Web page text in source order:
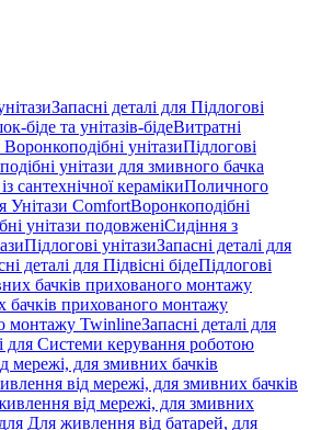
Запасні деталі для Підлогові
біде та унітазів-бідеВитратні
Воронкоподібні унітазиПідлогові
унітази для змивного бачка
сантехнічної керамікиПоличного
Унітази ComfortВоронкоподібні
унітази подовженіСидіння з
Підлогові унітазиЗапасні деталі для
деталі для Підвісні бідеПідлогові
бачків прихованого монтажу
бачків прихованого монтажу
монтажу TwinlineЗапасні деталі для
для Системи керування роботою
мережі, для змивних бачків
від мережі, для змивних бачків
від мережі, для змивних
для Для живлення від батарей, для